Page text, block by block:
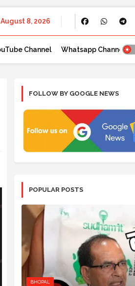
August 8, 2026
Channel Whatsapp Channel
FOLLOW BY GOOGLE NEWS
POPULAR POSTS
BHOPAL